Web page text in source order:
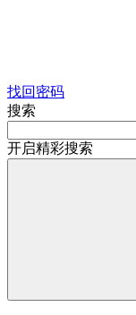
找回密码
搜索
开启精彩搜索